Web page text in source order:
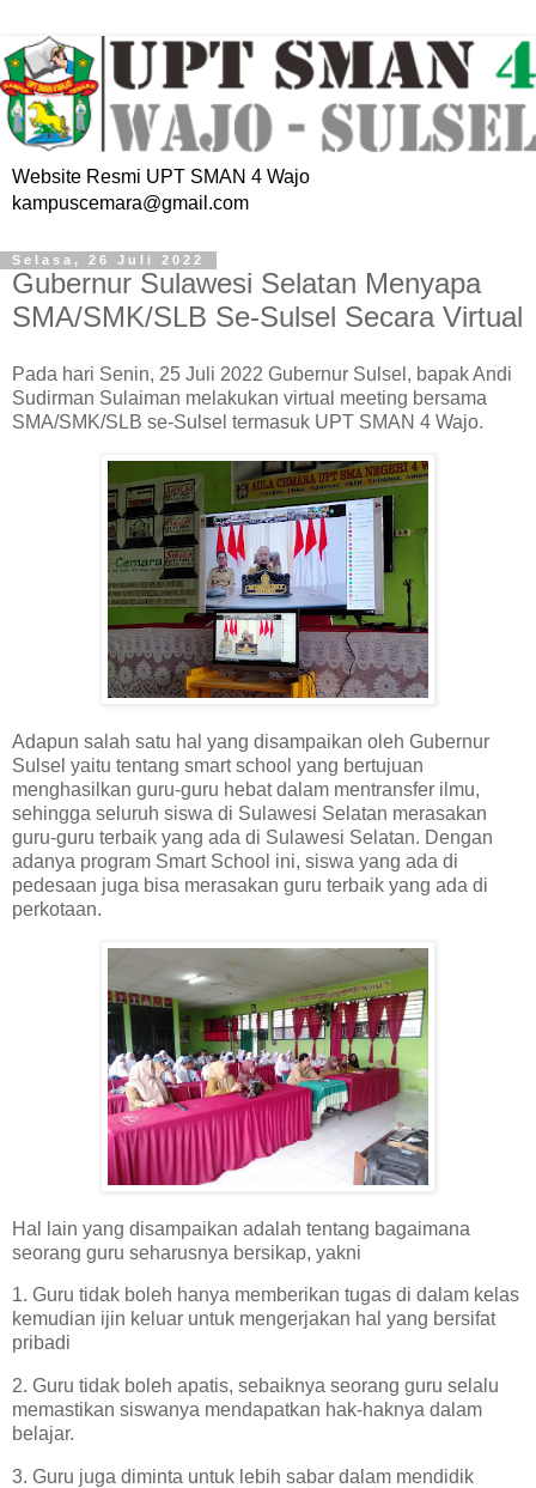
Website Resmi UPT SMAN 4 Wajo
kampuscemara@gmail.com
Selasa, 26 Juli 2022
Gubernur Sulawesi Selatan Menyapa
SMA/SMK/SLB Se-Sulsel Secara Virtual
Pada hari Senin, 25 Juli 2022 Gubernur Sulsel, bapak Andi
Sudirman Sulaiman melakukan virtual meeting bersama
SMA/SMK/SLB se-Sulsel termasuk UPT SMAN 4 Wajo.
Adapun salah satu hal yang disampaikan oleh Gubernur
Sulsel yaitu tentang smart school yang bertujuan
menghasilkan guru-guru hebat dalam mentransfer ilmu,
sehingga seluruh siswa di Sulawesi Selatan merasakan
guru-guru terbaik yang ada di Sulawesi Selatan. Dengan
adanya program Smart School ini, siswa yang ada di
pedesaan juga bisa merasakan guru terbaik yang ada di
perkotaan.
Hal lain yang disampaikan adalah tentang bagaimana
seorang guru seharusnya bersikap, yakni
1. Guru tidak boleh hanya memberikan tugas di dalam kelas
kemudian ijin keluar untuk mengerjakan hal yang bersifat
pribadi
2. Guru tidak boleh apatis, sebaiknya seorang guru selalu
memastikan siswanya mendapatkan hak-haknya dalam
belajar.
3. Guru juga diminta untuk lebih sabar dalam mendidik